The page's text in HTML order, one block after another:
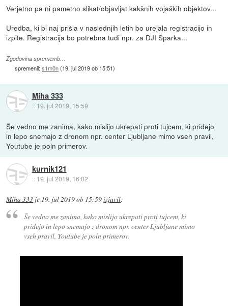
Verjetno pa ni pametno slikat/objavljat kakšnih vojaških objektov...
Uredba, ki bi naj prišla v naslednjih letih bo urejala registracijo in
izpite. Registracija bo potrebna tudi npr. za DJI Sparka...
Zgodovina sprememb…
spremenil:s1m0n(19. jul 2019 ob 15:51)
Miha 333
:: 19. jul 2019, 15:59
Še vedno me zanima, kako mislijo ukrepati proti tujcem, ki pridejo
in lepo snemajo z dronom npr. center Ljubljane mimo vseh pravil,
Youtube je poln primerov.
kurnik121
:: 19. jul 2019, 16:02
Miha 333 je 19. jul 2019 ob 15:59izjavil:
Še vedno me zanima, kako mislijo ukrepati proti tujcem, ki
pridejo in lepo snemajo z dronom npr. center Ljubljane mimo
vseh pravil, Youtube je poln primerov.